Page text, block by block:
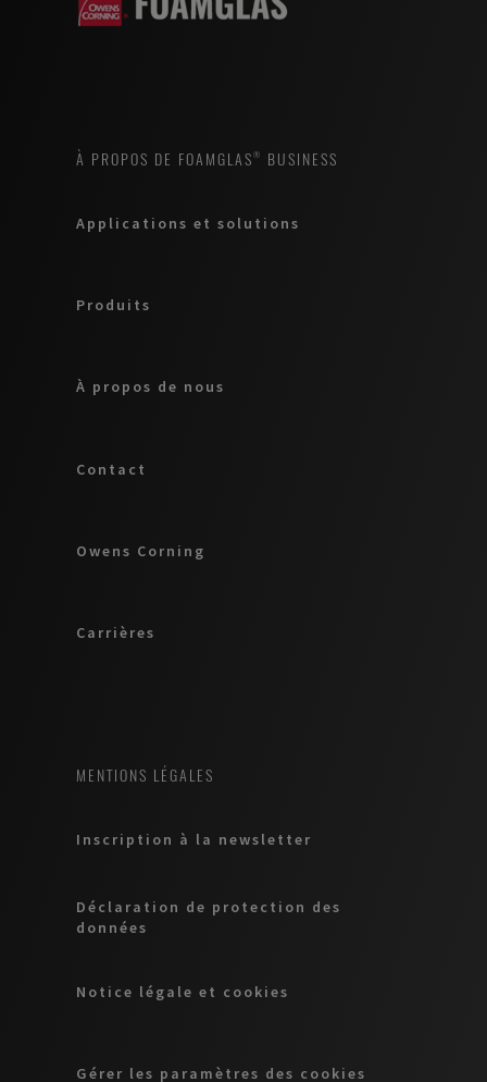
À PROPOS DE FOAMGLAS® BUSINESS
Applications et solutions
Produits
À propos de nous
Contact
Owens Corning
Carrières
MENTIONS LÉGALES
Inscription à la newsletter
Déclaration de protection des
données
Notice légale et cookies
Gérer les paramètres des cookies